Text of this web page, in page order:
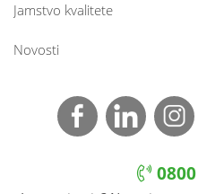
Jamstvo kvalitete
Novosti